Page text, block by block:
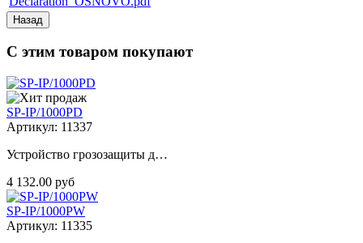
С этим товаром покупают
SP-IP/1000PD
Артикул: 11337
Устройство грозозащиты д…
4 132.00 руб
SP-IP/1000PW
Артикул: 11335